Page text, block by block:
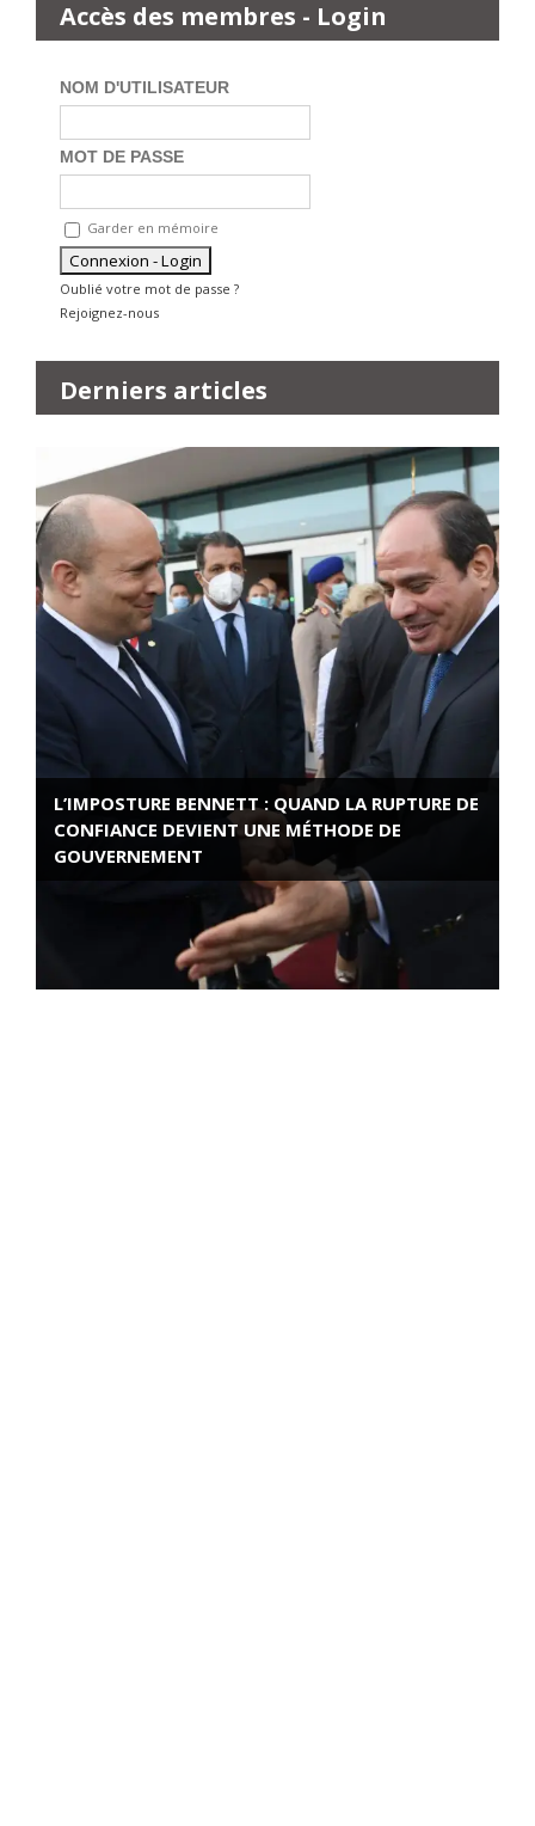
Accès des membres - Login
NOM D'UTILISATEUR
MOT DE PASSE
Garder en mémoire
Oublié votre mot de passe ?
Rejoignez-nous
Derniers articles
L’IMPOSTURE BENNETT : QUAND LA RUPTURE DE
CONFIANCE DEVIENT UNE MÉTHODE DE
GOUVERNEMENT
ROSE VALLAND, HEROÏNE DE LA RESISTANCE